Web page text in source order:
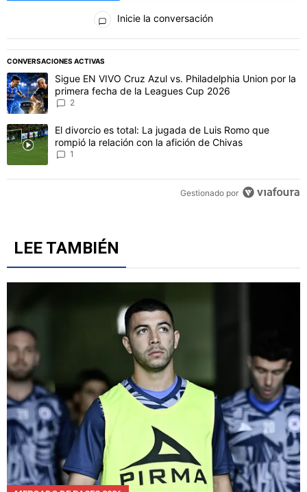
Todos los comentarios
Inicie la conversación
CONVERSACIONES ACTIVAS
Este listado muestra los artículos con más comentarios en los
Un artículo de tendencia con el título "Sigue EN VIVO Cruz Azul
Sigue EN VIVO Cruz Azul vs. Philadelphia Union por la
primera fecha de la Leagues Cup 2026
Un artículo de tendencia con el título "El divorcio es total: La
El divorcio es total: La jugada de Luis Romo que
LEE TAMBIÉN